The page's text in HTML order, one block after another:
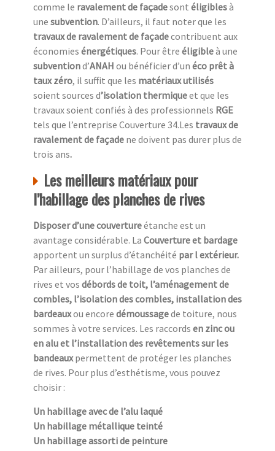
comme le ravalement de façadesont éligiblesà
une subvention. D’ailleurs, il faut noter que les
travaux de ravalement de façadecontribuent aux
économies énergétiques. Pour être éligibleà une
subventiond’ANAH ou bénéficier d’un éco prêt à
taux zéro, il suffit que les matériaux utilisés
soient sources d’isolation thermiqueet que les
travaux soient confiés à des professionnels RGE
tels que l’entreprise Couverture 34.Les travaux de
ravalement de façade ne doivent pas durer plus de
trois ans.
Les meilleurs matériaux pour
l’habillage des planches de rives
Disposer d’une couvertureétanche est un
avantage considérable. La Couverture et bardage
apportent un surplus d’étanchéité par l extérieur.
Par ailleurs, pour l’habillage de vos planches de
rives et vos débords de toit, l’aménagement de
combles, l’isolation des combles, installation des
bardeauxou encore démoussagede toiture, nous
sommes à votre services. Les raccords en zinc ou
en alu et l’installation des revêtements sur les
bandeauxpermettent de protéger les planches
de rives. Pour plus d’esthétisme, vous pouvez
choisir :
Un habillage avec de l’alu laqué
Un habillage métallique teinté
Un habillage assorti de peinture